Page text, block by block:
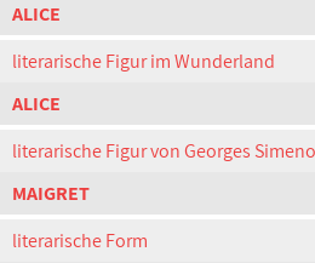
ALICE
literarische Figur im Wunderland
ALICE
literarische Figur von Georges
MAIGRET
literarische Form